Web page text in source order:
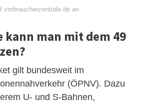
verbraucherzentrale.de an
kann man mit dem 49
gilt bundesweit im
(ÖPNV). Dazu
U- und S-Bahnen,